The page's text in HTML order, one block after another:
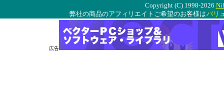
Copyright (C) 1998-2026
弊社の商品のアフィリエイトご希望のお客様はバリ
広告